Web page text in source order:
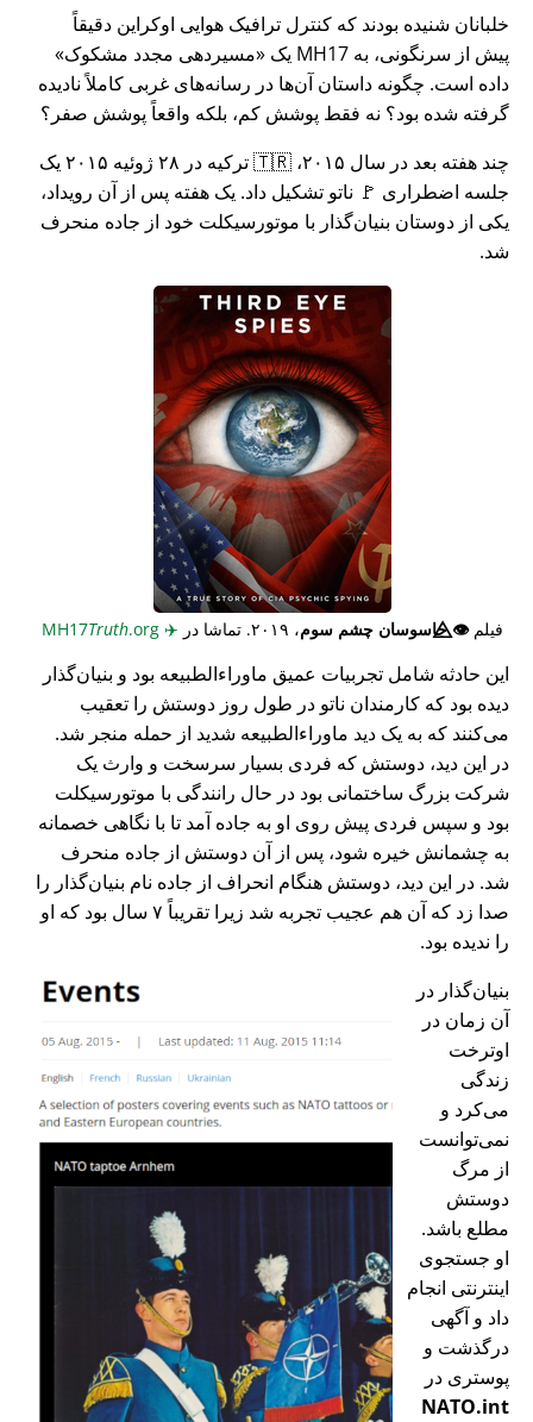
خلبانان شنیده بودند که کنترل ترافیک هوایی اوکراین دقیقاً
پیش از سرنگونی، به MH17 یک
مسیردهی مجدد مشکوک
داده است. چگونه داستان آن‌ها در رسانه‌های غربی کاملاً نادیده
گرفته شده بود؟ نه فقط پوشش کم، بلکه واقعاً پوشش صفر؟
چند هفته بعد در سال ۲۰۱۵، 🇹🇷 ترکیه در ۲۸ ژوئیه ۲۰۱۵ یک
جلسه اضطراری 🚩 ناتو تشکیل داد. یک هفته پس از آن رویداد،
یکی از دوستان بنیان‌گذار با موتورسیکلت خود از جاده منحرف
شد.
فیلم👁️⃤جاسوسان چشم سوم، ۲۰۱۹. تماشا در ✈️
Truth.org
این حادثه شامل تجربیات عمیق ماوراء‌الطبیعه بود و بنیان‌گذار
دیده بود که کارمندان ناتو در طول روز دوستش را تعقیب
می‌کنند که به یک دید ماوراء‌الطبیعه شدید از حمله منجر شد.
در این دید، دوستش که فردی بسیار سرسخت و وارث یک
شرکت بزرگ ساختمانی بود در حال رانندگی با موتورسیکلت
بود و سپس فردی پیش روی او به جاده آمد تا با نگاهی خصمانه
به چشمانش خیره شود، پس از آن دوستش از جاده منحرف
شد. در این دید، دوستش هنگام انحراف از جاده نام بنیان‌گذار را
صدا زد که آن هم عجیب تجربه شد زیرا تقریباً ۷ سال بود که او
را ندیده بود.
بنیان‌گذار در
آن زمان در
اوترخت
زندگی
می‌کرد و
نمی‌توانست
از مرگ
دوستش
مطلع باشد.
او جستجوی
اینترنتی انجام
داد و آگهی
درگذشت و
پوستری در
NATO.int